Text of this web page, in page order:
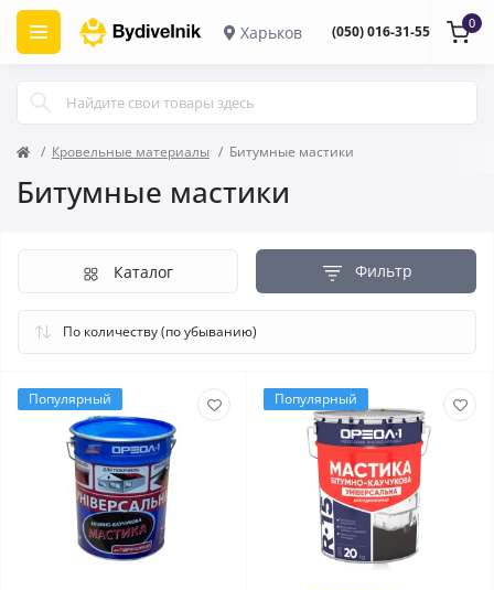
Харьков (050) 016-31-55 0
Кровельные материалы Битумные мастики
Битумные мастики
Фильтр
Каталог
Популярный Популярный